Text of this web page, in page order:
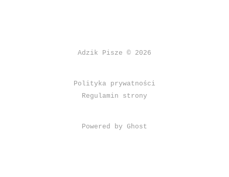
Adzik Pisze © 2026
Polityka prywatności
Regulamin strony
Powered by Ghost